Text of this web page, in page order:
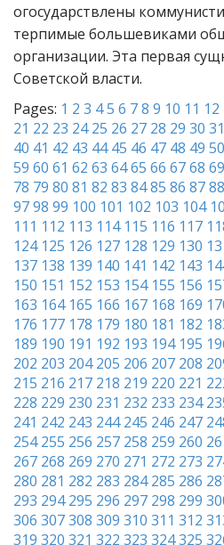
огосударствлены
терпимые большевиками
организации. Эта первая
Советской власти.
Pages: 1 2 3 45 6 78 9 10 11 12
21 22 23 24 25 26 27 28 29 30 31
40 41 42 43 44 45 46 47 48 49 50
59 60 61 62 63 6465 66 6768 69
78 79 80 81 82 83 8485 86 8788
9798 99 100 101 102 103 104
111 112 113 114 115 116 117
124 125 126 127 128 129 130
137 138 139 140 141 142 143
150 151 152 153 154 155 156
163 164 165 166 167 168 169
176 177 178 179 180 181 182
189 190 191 192 193 194 195
202 203 204 205 206 207 208
215 216 217 218 219 220 221
228 229 230 231 232 233 234
241 242 243 244 245 246 247
254 255 256 257 258 259 260
267 268 269 270 271 272 273
280 281 282 283 284 285 286
293 294 295 296 297 298 299
306 307308 309 310 311 312
319 320 321 322 323 324325